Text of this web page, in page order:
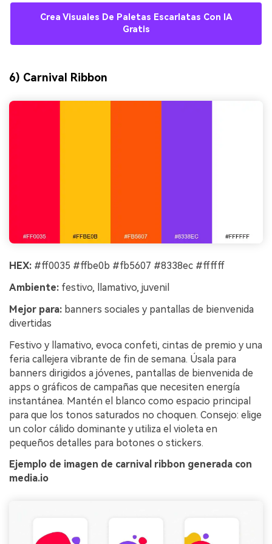
Crea Visuales De Paletas Escarlatas Con IA
Gratis
6) Carnival Ribbon
HEX: #ff0035 #ffbe0b #fb5607 #8338ec #ffffff
Ambiente: festivo, llamativo, juvenil
Mejor para: banners sociales y pantallas de bienvenida
divertidas
Festivo y llamativo, evoca confeti, cintas de premio y una
feria callejera vibrante de fin de semana. Úsala para
banners dirigidos a jóvenes, pantallas de bienvenida de
apps o gráficos de campañas que necesiten energía
instantánea. Mantén el blanco como espacio principal
para que los tonos saturados no choquen. Consejo: elige
un color cálido dominante y utiliza el violeta en
pequeños detalles para botones o stickers.
Ejemplo de imagen de carnival ribbon generada con
media.io